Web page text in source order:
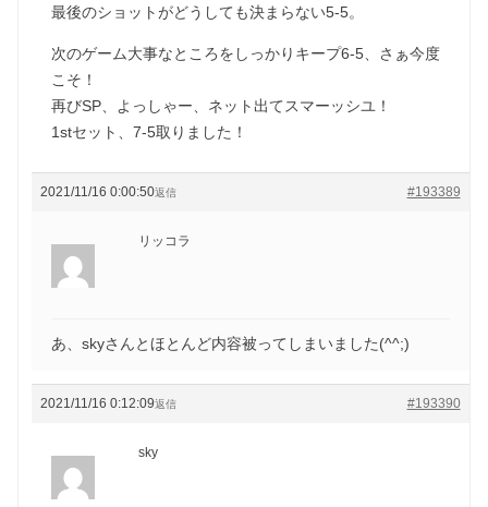
最後のショットがどうしても決まらない5-5。
次のゲーム大事なところをしっかりキープ6-5、さぁ今度
こそ！
再びSP、よっしゃー、ネット出てスマーッシユ！
1stセット、7-5取りました！
2021/11/16 0:00:50 #193389
返信
リッコラ
あ、skyさんとほとんど内容被ってしまいました(^^;)
2021/11/16 0:12:09 #193390
返信
sky